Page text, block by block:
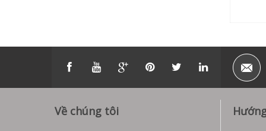
Về chúng tôi